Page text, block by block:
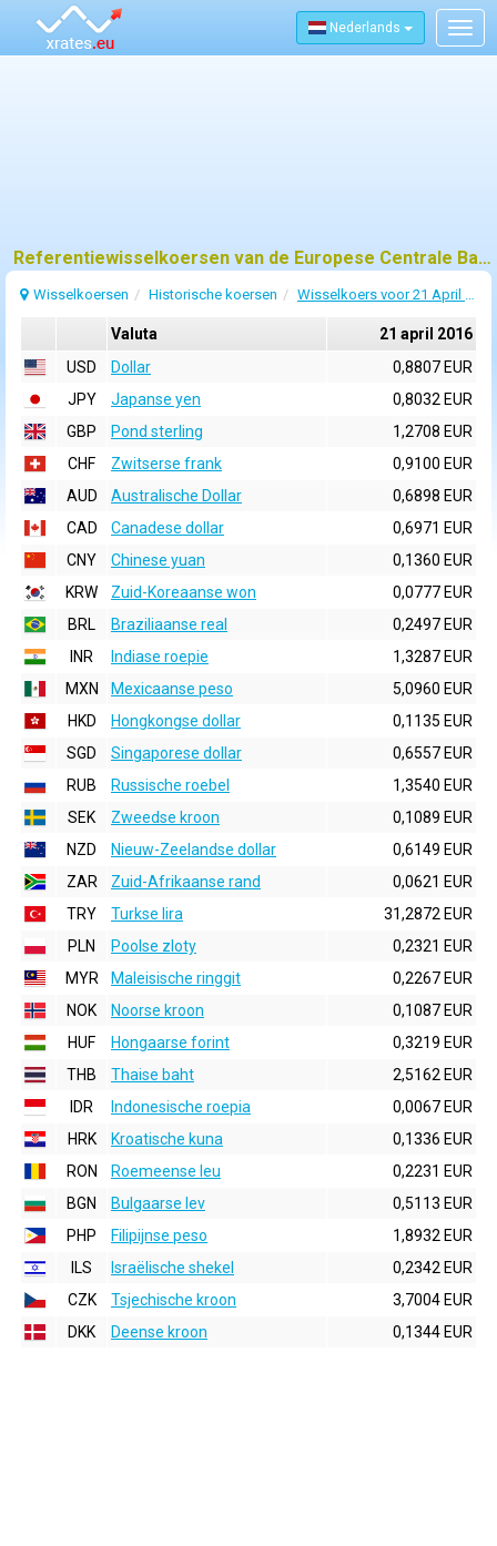
Nederlands
Referentiewisselkoersen van de Europese Centrale Bank (ECB) voor 21 april 2016
Wisselkoersen Historische koersen Wisselkoers voor 21 April 2016
Valuta
21 april 2016
USD
Dollar
0,8807 EUR
JPY
Japanse yen
0,8032 EUR
GBP
Pond sterling
1,2708 EUR
CHF
Zwitserse frank
0,9100 EUR
AUD
Australische Dollar
0,6898 EUR
CAD
Canadese dollar
0,6971 EUR
CNY
Chinese yuan
0,1360 EUR
KRW
Zuid-Koreaanse won
0,0777 EUR
BRL
Braziliaanse real
0,2497 EUR
INR
Indiase roepie
1,3287 EUR
MXN
Mexicaanse peso
5,0960 EUR
HKD
Hongkongse dollar
0,1135 EUR
SGD
Singaporese dollar
0,6557 EUR
RUB
Russische roebel
1,3540 EUR
SEK
Zweedse kroon
0,1089 EUR
NZD
Nieuw-Zeelandse dollar
0,6149 EUR
ZAR
Zuid-Afrikaanse rand
0,0621 EUR
TRY
Turkse lira
31,2872 EUR
PLN
Poolse zloty
0,2321 EUR
MYR
Maleisische ringgit
0,2267 EUR
NOK
Noorse kroon
0,1087 EUR
HUF
Hongaarse forint
0,3219 EUR
THB
Thaise baht
2,5162 EUR
IDR
Indonesische roepia
0,0067 EUR
HRK
Kroatische kuna
0,1336 EUR
RON
Roemeense leu
0,2231 EUR
BGN
Bulgaarse lev
0,5113 EUR
PHP
Filipijnse peso
1,8932 EUR
ILS
Israëlische shekel
0,2342 EUR
CZK
Tsjechische kroon
3,7004 EUR
DKK
Deense kroon 0,1344 EUR